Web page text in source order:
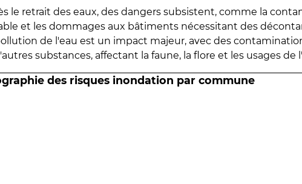
le retrait des eaux, des dangers subsistent, comme la
et les dommages aux bâtiments nécessitant des
de l'eau est un impact majeur, avec des
substances, affectant la faune, la flore et les usages de
des risques inondation par commune